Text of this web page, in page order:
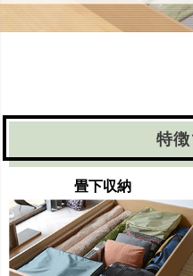
特
畳下収納